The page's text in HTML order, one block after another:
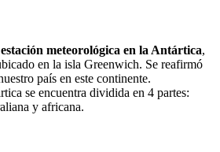
meteorológica en la Antártica,
en la isla Greenwich. Se reafirmó
país en este continente.
se encuentra dividida en 4 partes:
y africana.